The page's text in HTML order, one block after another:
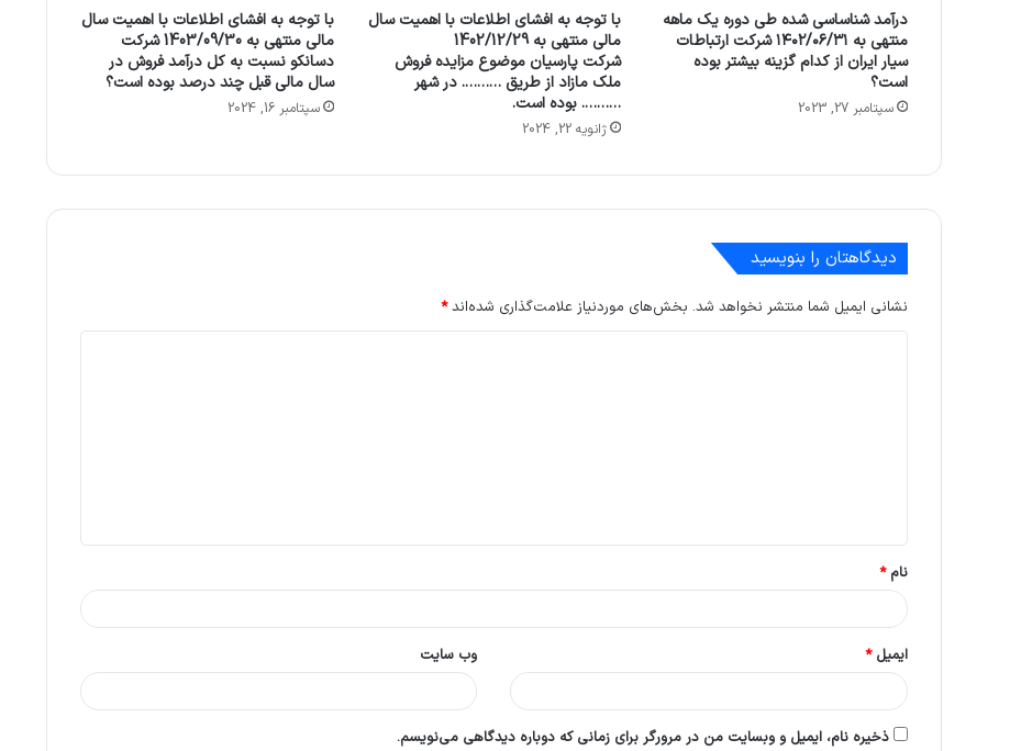
درآمد شناساسی شده طی دوره یک ماهه
منتهی به ۱۴۰۲/۰۶/۳۱ شرکت ارتباطات
سيار ايران از کدام گزینه بیشتر بوده
است؟
سپتامبر 27, 2023
با توجه به افشای اطلاعات با اهمیت سال
مالی منتهی به 1402/12/29
شرکت پارسيان موضوع مزایده فروش
ملک مازاد از طریق ………. در شهر
………. بوده است.
ژانویه 22, 2024
با توجه به افشای اطلاعات با اهمیت سال
مالی منتهی به 1403/09/30 شرکت
دسانکو نسبت به كل درآمد فروش در
سال مالی قبل چند درصد بوده است؟
سپتامبر 16, 2024
دیدگاهتان را بنویسید
نشانی ایمیل شما منتشر نخواهد شد. بخش‌های موردنیاز علامت‌گذاری شده‌اند*
*
نام*
ایمیل* وب‌ سایت
ذخیره نام، ایمیل و وبسایت من در مرورگر برای زمانی که دوباره دیدگاهی می‌نویسم.